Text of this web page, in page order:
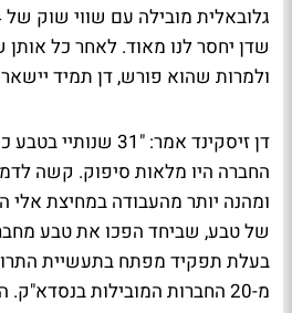
שדן יחסר לנו מאוד. לאחר כל
ולמרות שהוא פורש, דן תמיד
דן זיסקינד אמר: "31
החברה היו מלאות סיפוק. קשה
ומהנה יותר מהעבודה במחיצת אלי
של טבע, שביחד הפכו את טבע
בעלת תפקיד מפתח בתעשיית
מ-20 החברות המובילות